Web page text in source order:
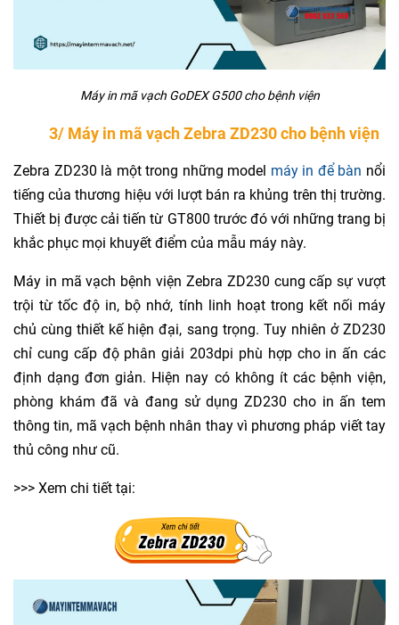
Máy in mã vạch GoDEX G500 cho bệnh viện
3/ Máy in mã vạch Zebra ZD230 cho bệnh viện
Zebra ZD230 là một trong những model máy in để bàn nổi
tiếng của thương hiệu với lượt bán ra khủng trên thị trường.
Thiết bị được cải tiến từ GT800 trước đó với những trang bị
khắc phục mọi khuyết điểm của mẫu máy này.
Máy in mã vạch bệnh viện Zebra ZD230 cung cấp sự vượt
trội từ tốc độ in, bộ nhớ, tính linh hoạt trong kết nối máy
chủ cùng thiết kế hiện đại, sang trọng. Tuy nhiên ở ZD230
chỉ cung cấp độ phân giải 203dpi phù hợp cho in ấn các
định dạng đơn giản. Hiện nay có không ít các bệnh viện,
phòng khám đã và đang sử dụng ZD230 cho in ấn tem
thông tin, mã vạch bệnh nhân thay vì phương pháp viết tay
thủ công như cũ.
>>> Xem chi tiết tại: